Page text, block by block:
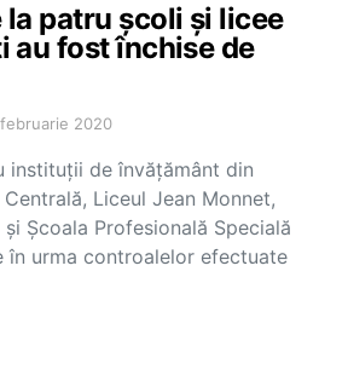
la patru școli și licee
au fost închise de
2020
instituții de învățământ din
Liceul Jean Monnet,
Școala Profesională Specială
în urma controalelor efectuate